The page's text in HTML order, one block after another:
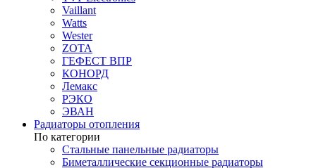
Vaillant
Watts
Wester
ZOTA
ГЕФЕСТ ВПР
КОНОРД
Лемакс
РЭКО
ЭВАН
Радиаторы отопления
По категории
Стальные панельные радиаторы
Биметаллические секционные радиаторы